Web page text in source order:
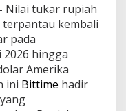
Nilai tukar rupiah
kembali
pada
2026 hingga
Amerika
ini Bittime hadir
yang